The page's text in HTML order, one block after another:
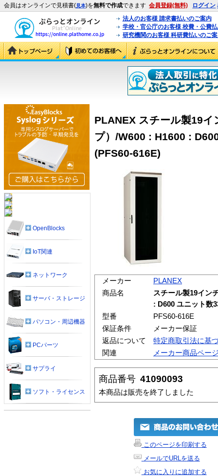
会員はオンラインで見積書(見本)を無料で作成できます 会員登録(無料) ログイン
法人のお客様 請求書払いのご案内
学校・官公庁のお客様 校費・公費
研究機関のお客様 科研費払いのご
PLANEX スチール製19
プ）/W600 : H1600 :
(PFS60-616E)
メーカー
PLANEX
商品名
スチール製19イン
: D600 ユニット数
型番
PFS60-616E
保証条件
メーカー保証
返品について
特定商取引法に基
関連
メーカー商品ペー
商品番号 41090093
本商品は販売を終了しました
このページを印刷する
メールでURLを送る
お気に入りに追加する
OpenBlocks
IoT関連
ネットワーク
サーバ・ストレージ
パソコン・周辺機器
PCパーツ
サプライ
ソフト・ライセンス